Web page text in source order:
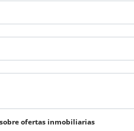
ofertas inmobiliarias